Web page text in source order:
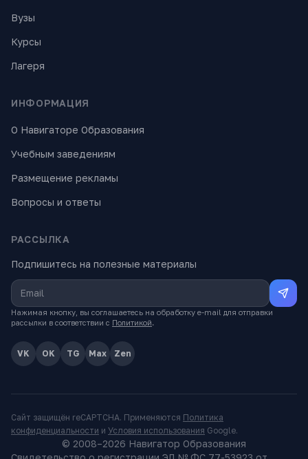
Вузы
Курсы
Лагеря
ИНФОРМАЦИЯ
О Навигаторе Образования
Учебным заведениям
Размещение рекламы
Вопросы и ответы
РАССЫЛКА
Подпишитесь на полезные материалы
Нажимая кнопку, вы соглашаетесь на обработку e-mail для отправки
рассылки в соответствии с Политикой.
VK OK TG Max Zen
Сайт защищён reCAPTCHA. Применяются Политика
конфиденциальности и Условия использования Google.
© 2008–2026 Навигатор Образования